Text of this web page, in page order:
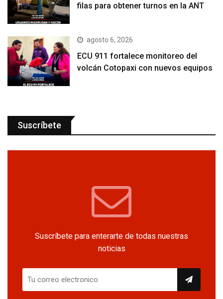
filas para obtener turnos en la ANT
agosto 6, 2026
ECU 911 fortalece monitoreo del
volcán Cotopaxi con nuevos equipos
Suscríbete
Suscríbete para enterarte de todas nuestras
noticias